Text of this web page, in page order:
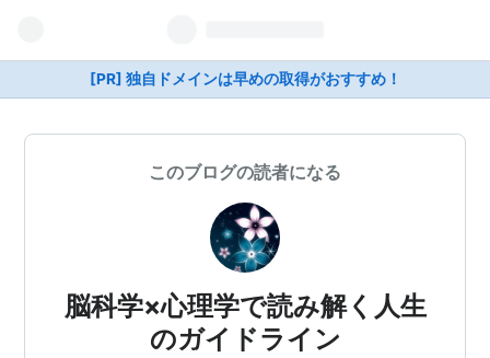
[PR] 独自ドメインは早めの取得がおすすめ！
このブログの読者になる
脳科学×心理学で読み解く人生
のガイドライン